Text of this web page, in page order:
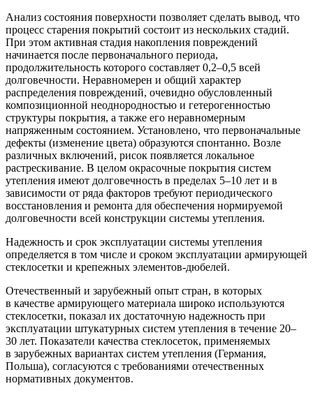
Анализ состояния поверхности позволяет сделать вывод, что
процесс старения покрытий состоит из нескольких стадий.
При этом активная стадия накопления повреждений
начинается после первоначального периода,
продолжительность которого составляет 0,2–0,5 всей
долговечности. Неравномерен и общий характер
распределения повреждений, очевидно обусловленный
композиционной неоднородностью и гетерогенностью
структуры покрытия, а также его неравномерным
напряженным состоянием. Установлено, что первоначальные
дефекты (изменение цвета) образуются спонтанно. Возле
различных включений, рисок появляется локальное
растрескивание. В целом окрасочные покрытия систем
утепления имеют долговечность в пределах 5–10 лет и в
зависимости от ряда факторов требуют периодического
восстановления и ремонта для обеспечения нормируемой
долговечности всей конструкции системы утепления.
Надежность и срок эксплуатации системы утепления
определяется в том числе и сроком эксплуатации армирующей
стеклосетки и крепежных элементов-дюбелей.
Отечественный и зарубежный опыт стран, в которых
в качестве армирующего материала широко используются
стеклосетки, показал их достаточную надежность при
эксплуатации штукатурных систем утепления в течение 20–
30 лет. Показатели качества стеклосеток, применяемых
в зарубежных вариантах систем утепления (Германия,
Польша), согласуются с требованиями отечественных
нормативных документов.